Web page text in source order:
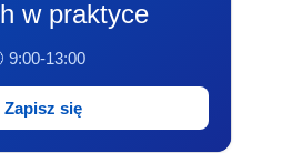
w praktyce
9:00-13:00
Zapisz się